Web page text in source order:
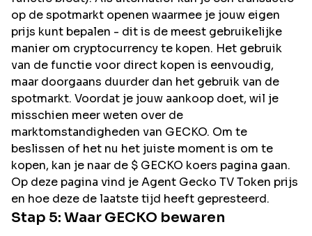
op de spotmarkt openen waarmee je jouw eigen
prijs kunt bepalen - dit is de meest gebruikelijke
manier om cryptocurrency te kopen. Het gebruik
van de functie voor direct kopen is eenvoudig,
maar doorgaans duurder dan het gebruik van de
spotmarkt. Voordat je jouw aankoop doet, wil je
misschien meer weten over de
marktomstandigheden van GECKO. Om te
beslissen of het nu het juiste moment is om te
kopen, kan je naar de $ GECKO koers pagina gaan.
Op deze pagina vind je Agent Gecko TV Token prijs
en hoe deze de laatste tijd heeft gepresteerd.
Stap 5: Waar GECKO bewaren